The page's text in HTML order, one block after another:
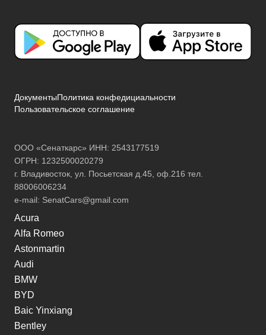
ДокументыПолитика конфедициальности
Пользовательское соглашение
ООО «Сенаткарс» ИНН: 2543177519
ОГРН: 1232500020279
г. Владивосток, ул. Посьетская д.45, оф.216 тел.
88006006234
e-mail: SenatCars@gmail.com
Acura
Alfa Romeo
Astonmartin
Audi
BMW
BYD
Baic Yinxiang
Bentley